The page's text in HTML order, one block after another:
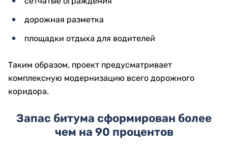
дорожная разметка
площадки отдыха для водителей
Таким образом, проект предусматривает
комплексную модернизацию всего дорожного
коридора.
Запас битума сформирован более
чем на 90 процентов